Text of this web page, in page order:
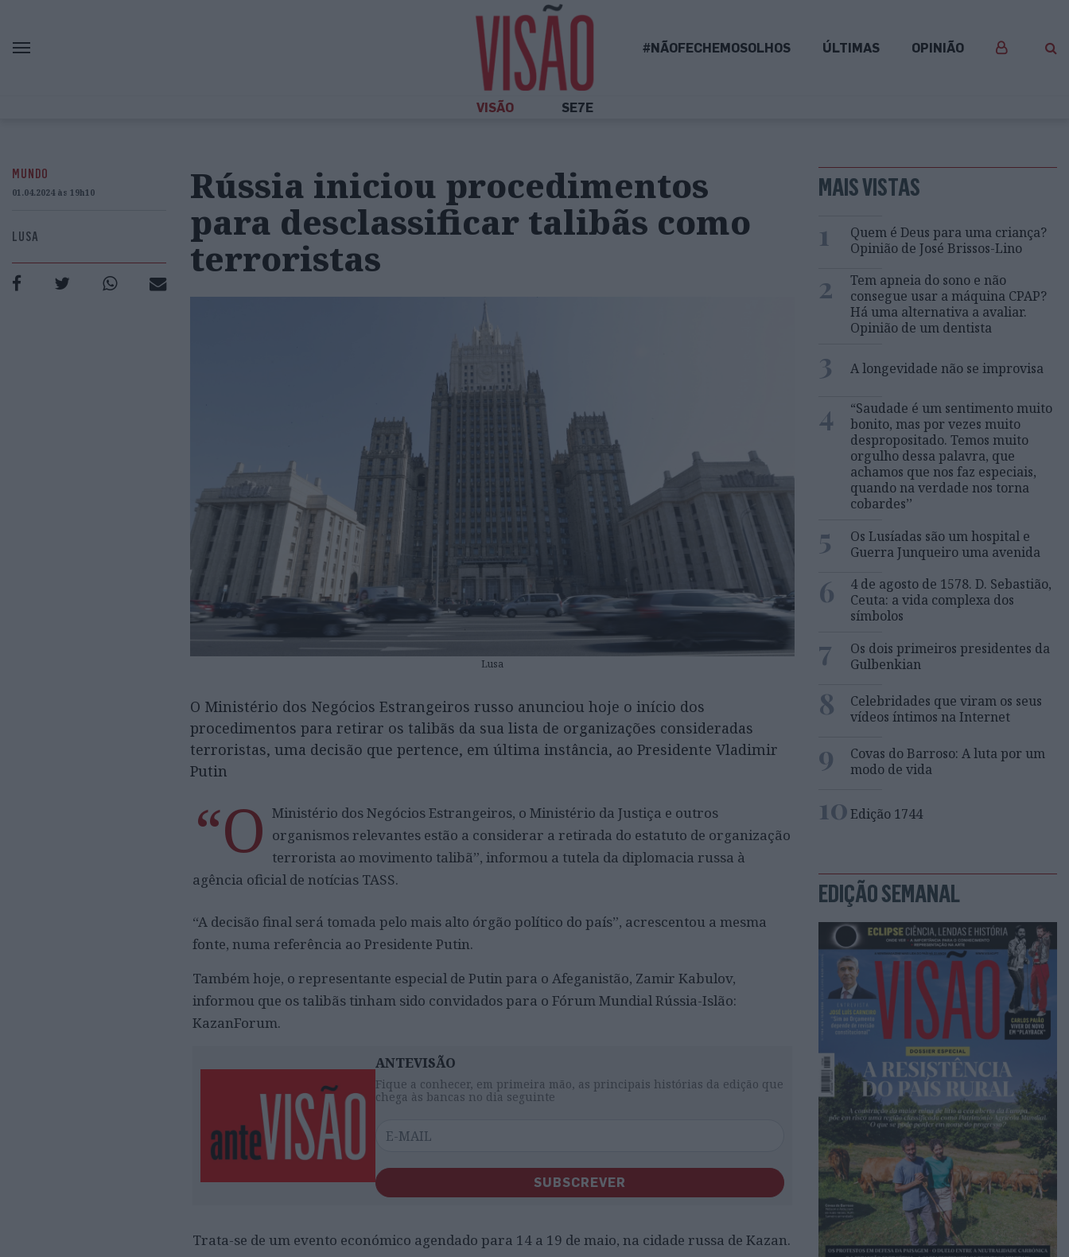
#NÃOFECHEMOSOLHOS ÚLTIMAS OPINIÃO
VISÃO SE7E
MUNDO
01.04.2024 às 19h10
LUSA
Rússia iniciou procedimentos
para desclassificar talibãs como
terroristas
Lusa
O Ministério dos Negócios Estrangeiros russo anunciou hoje o início dos
procedimentos para retirar os talibãs da sua lista de organizações consideradas
terroristas, uma decisão que pertence, em última instância, ao Presidente Vladimir
Putin
“O Ministério dos Negócios Estrangeiros, o Ministério da Justiça e outros
organismos relevantes estão a considerar a retirada do estatuto de organização
terrorista ao movimento talibã”, informou a tutela da diplomacia russa à
agência oficial de notícias TASS.
“A decisão final será tomada pelo mais alto órgão político do país”, acrescentou a mesma
fonte, numa referência ao Presidente Putin.
Também hoje, o representante especial de Putin para o Afeganistão, Zamir Kabulov,
informou que os talibãs tinham sido convidados para o Fórum Mundial Rússia-Islão:
KazanForum.
ANTEVISÃO
Fique a conhecer, em primeira mão, as principais histórias da edição que
chega às bancas no dia seguinte
SUBSCREVER
Trata-se de um evento económico agendado para 14 a 19 de maio, na cidade russa de Kazan.
MAIS VISTAS
1
Quem é Deus para uma criança?
Opinião de José Brissos-Lino
2
Tem apneia do sono e não
consegue usar a máquina CPAP?
Há uma alternativa a avaliar.
Opinião de um dentista
3 A longevidade não se improvisa
4
“Saudade é um sentimento muito
bonito, mas por vezes muito
despropositado. Temos muito
orgulho dessa palavra, que
achamos que nos faz especiais,
quando na verdade nos torna
cobardes’’
5
Os Lusíadas são um hospital e
Guerra Junqueiro uma avenida
6
4 de agosto de 1578. D. Sebastião,
Ceuta: a vida complexa dos
símbolos
7
Os dois primeiros presidentes da
Gulbenkian
8
Celebridades que viram os seus
vídeos íntimos na Internet
9
Covas do Barroso: A luta por um
modo de vida
10Edição 1744
EDIÇÃO SEMANAL